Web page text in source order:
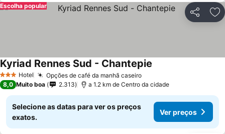
Partilhar
Escolha popular
3 EstrelasHotel Opções de café da manhã caseiro
Kyriad Rennes Sud - Chantepie
8,0 Muito boa 2.313 a 1.2 km de Centro da cidade
Selecione as datas para ver os preços
exatos.
Ver preços